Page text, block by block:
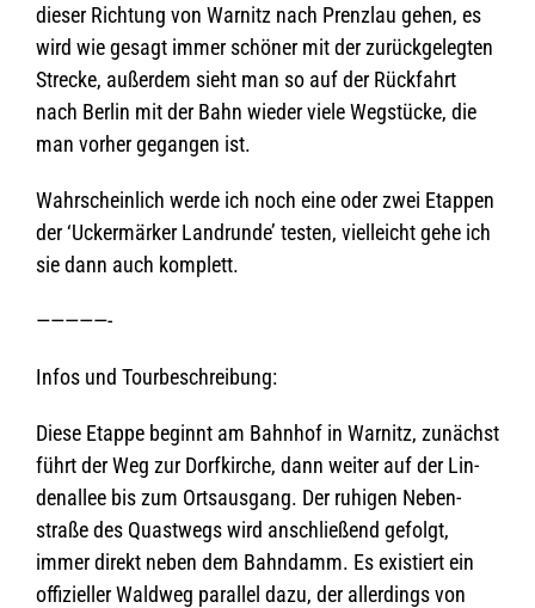
die­ser Rich­tung von War­nitz nach Prenz­lau gehen, es
wird wie gesagt immer schö­ner mit der zurück­ge­leg­ten
Stre­cke, außer­dem sieht man so auf der Rück­fahrt
nach Ber­lin mit der Bahn wie­der viele Weg­stü­cke, die
man vor­her gegan­gen ist.
Wahr­schein­lich werde ich noch eine oder zwei Etap­pen
der ‘Ucker­mär­ker Land­runde’ tes­ten, viel­leicht gehe ich
sie dann auch komplett.
—————-
Infos und Tourbeschreibung:
Diese Etappe beginnt am Bahn­hof in War­nitz, zunächst
führt der Weg zur Dorf­kir­che, dann wei­ter auf der Lin­
den­al­lee bis zum Orts­aus­gang. Der ruhi­gen Neben­
straße des Quast­wegs wird anschlie­ßend gefolgt,
immer direkt neben dem Bahn­damm. Es exis­tiert ein
offi­zi­el­ler Wald­weg par­al­lel dazu, der aller­dings von